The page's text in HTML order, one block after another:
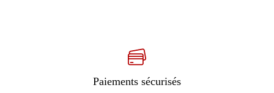
Paiements sécurisés